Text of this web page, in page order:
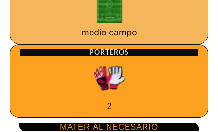
medio campo
PORTEROS
2
MATERIAL NECESARIO